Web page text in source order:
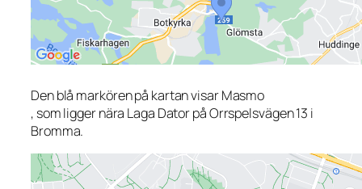
Den blå markören på kartan visar Masmo
, som ligger nära Laga Dator på Orrspelsvägen 13 i
Bromma.